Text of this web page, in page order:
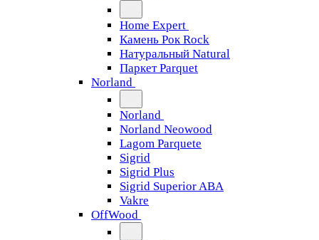
Home Expert
Камень Рок Rock
Натуральный Natural
Паркет Parquet
Norland
Norland
Norland Neowood
Lagom Parquete
Sigrid
Sigrid Plus
Sigrid Superior ABA
Vakre
OffWood